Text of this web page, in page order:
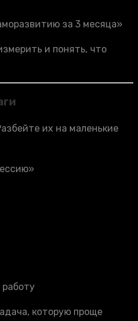
за 3 месяца»
и понять, что
их на маленькие
которую проще